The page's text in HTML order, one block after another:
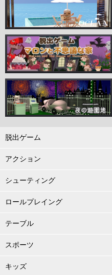
脱出ゲーム
アクション
シューティング
ロールプレイング
テーブル
スポーツ
キッズ